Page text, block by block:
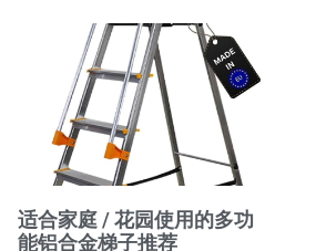
适合家庭 / 花园使用的多功
能铝合金梯子推荐